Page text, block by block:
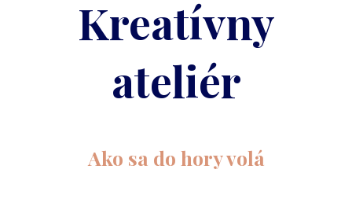
Kreatívny
ateliér
Ako sa do hory volá